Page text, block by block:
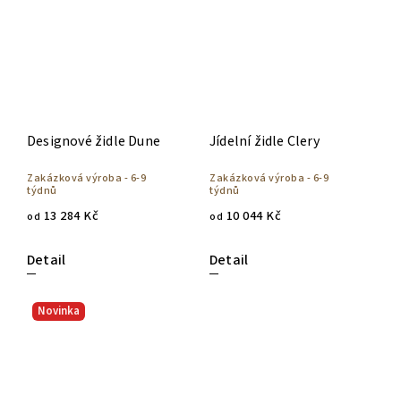
Designové židle Dune
Zakázková výroba - 6-9
týdnů
od 13 284 Kč
Detail
Jídelní židle Clery
Zakázková výroba - 6-9
týdnů
od 10 044 Kč
Detail
Novinka